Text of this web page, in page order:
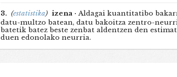
3. (estatistika) izena · Aldagai kuantitatibo
datu-multzo batean, datu bakoitza zentro-
batetik batez beste zenbat aldentzen den
duen edonolako neurria.